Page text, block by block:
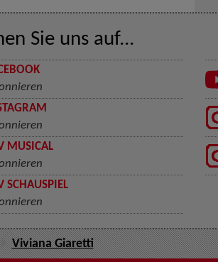
Sie uns auf...
MUSICAL
SCHAUSPIEL
Viviana Giaretti